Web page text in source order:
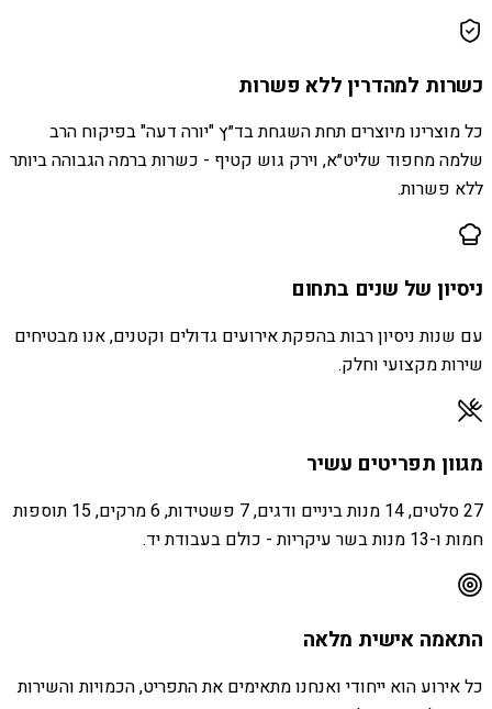
כשרות למהדרין ללא פשרות
כל מוצרינו מיוצרים תחת השגחת בד״ץ "יורה דעה" בפיקוח הרב
שלמה מחפוד שליט״א, וירק גוש קטיף - כשרות ברמה הגבוהה ביותר
ללא פשרות.
ניסיון של שנים בתחום
עם שנות ניסיון רבות בהפקת אירועים גדולים וקטנים, אנו מבטיחים
שירות מקצועי וחלק.
מגוון תפריטים עשיר
27 סלטים, 14 מנות ביניים ודגים, 7 פשטידות, 6 מרקים, 15 תוספות
חמות ו-13 מנות בשר עיקריות - כולם בעבודת יד.
התאמה אישית מלאה
כל אירוע הוא ייחודי ואנחנו מתאימים את התפריט, הכמויות והשירות